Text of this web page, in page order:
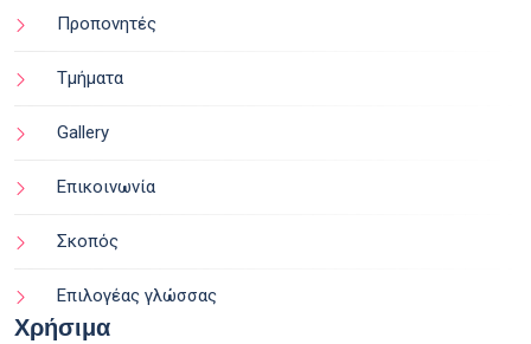
Προπονητές
Τμήματα
Gallery
Επικοινωνία
Σκοπός
Επιλογέας γλώσσας
Χρήσιμα